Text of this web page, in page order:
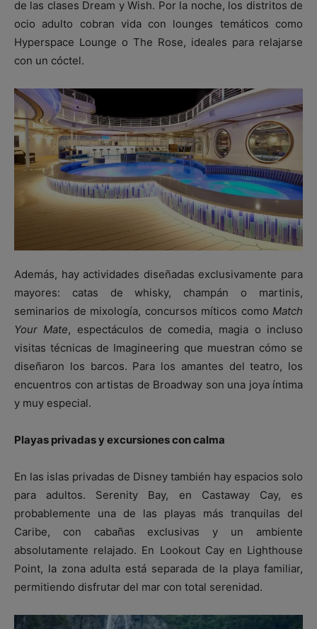
de las clases Dream y Wish. Por la noche, los distritos de
ocio adulto cobran vida con lounges temáticos como
Hyperspace Lounge o The Rose, ideales para relajarse
con un cóctel.
Además, hay actividades diseñadas exclusivamente para
mayores: catas de whisky, champán o martinis,
seminarios de mixología, concursos míticos como Match
Your Mate, espectáculos de comedia, magia o incluso
visitas técnicas de Imagineering que muestran cómo se
diseñaron los barcos. Para los amantes del teatro, los
encuentros con artistas de Broadway son una joya íntima
y muy especial.
Playas privadas y excursiones con calma
En las islas privadas de Disney también hay espacios solo
para adultos. Serenity Bay, en Castaway Cay, es
probablemente una de las playas más tranquilas del
Caribe, con cabañas exclusivas y un ambiente
absolutamente relajado. En Lookout Cay en Lighthouse
Point, la zona adulta está separada de la playa familiar,
permitiendo disfrutar del mar con total serenidad.